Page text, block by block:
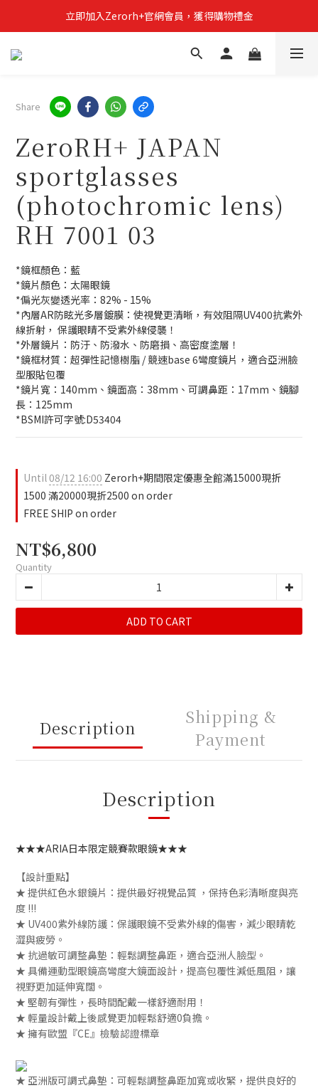
立即加入Zerorh+官網會員，獲得購物禮金
立即加入Zerorh+官網會員，獲得購物禮金
Zerorh+期間限定優惠全館滿15000折1500滿20000折2500
Share
ZeroRH+ JAPAN
sportglasses
(photochromic lens)
RH 7001 03
*鏡框顏色：藍
*鏡片顏色：太陽眼鏡
*偏光灰變透光率：82% - 15%
*內層AR防眩光多層鍍膜：使視覺更清晰，有效阻隔UV400抗紫外
線折射， 保護眼睛不受紫外線侵襲！
*外層鏡片：防汙、防潑水、防磨損、高密度塗層！
*鏡框材質：超彈性記憶樹脂 / 競速base 6彎度鏡片，適合亞洲臉
型服貼包覆
*鏡片寬：140mm、鏡面高：38mm、可調鼻距：17mm、鏡腳
長：125mm
*BSMI許可字號:D53404
Until08/12 16:00 Zerorh+期間限定優惠全館滿15000現折
1500 滿20000現折2500 on order
FREE SHIP on order
NT$6,800
Quantity
ADD TO CART
Description
Shipping &
Payment
Description
★★★ARIA日本限定競賽款眼鏡★★★
【設計重點】
★ 提供紅色水銀鏡片： 提供最好視覺品質 ，保持色彩清晰度與亮
度 !!!
★ UV400紫外線防護：保護眼鏡不受紫外線的傷害，減少眼睛乾
澀與疲勞。
★ 抗過敏可調整鼻墊：輕鬆調整鼻距，適合亞洲人臉型。
★ 具備運動型眼鏡高彎度大鏡面設計，提高包覆性減低風阻，讓
視野更加延伸寬闊。
★ 堅韌有彈性， 長時間配戴一樣舒適耐用！
★ 輕量設計戴上後感覺更加輕鬆舒適0負擔。
★ 擁有歐盟『CE』檢驗認證標章
★ 亞洲版可調式鼻墊 ：可輕鬆調整鼻距加寬或收緊，提供良好的